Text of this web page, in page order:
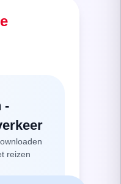
-
reizen